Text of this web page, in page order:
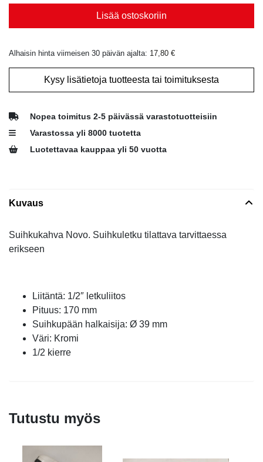
Lisää ostoskoriin
Alhaisin hinta viimeisen 30 päivän ajalta: 17,80 €
Kysy lisätietoja tuotteesta tai toimituksesta
Nopea toimitus 2-5 päivässä varastotuotteisiin
Varastossa yli 8000 tuotetta
Luotettavaa kauppaa yli 50 vuotta
Kuvaus
Suihkukahva Novo. Suihkuletku tilattava tarvittaessa
erikseen
Liitäntä: 1/2″ letkuliitos
Pituus: 170 mm
Suihkupään halkaisija: Ø 39 mm
Väri: Kromi
1/2 kierre
Tutustu myös